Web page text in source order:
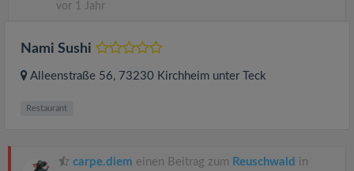
vor 1 Jahr
Nami Sushi
Alleenstraße 56, 73230 Kirchheim unter Teck
Restaurant
carpe.diem einen Beitrag zum Reuschwald in